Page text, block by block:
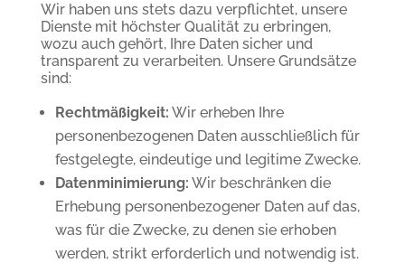
Wir haben uns stets dazu verpflichtet, unsere
Dienste mit höchster Qualität zu erbringen,
wozu auch gehört, Ihre Daten sicher und
transparent zu verarbeiten. Unsere Grundsätze
sind:
Rechtmäßigkeit: Wir erheben Ihre
personenbezogenen Daten ausschließlich für
festgelegte, eindeutige und legitime Zwecke.
Datenminimierung: Wir beschränken die
Erhebung personenbezogener Daten auf das,
was für die Zwecke, zu denen sie erhoben
werden, strikt erforderlich und notwendig ist.